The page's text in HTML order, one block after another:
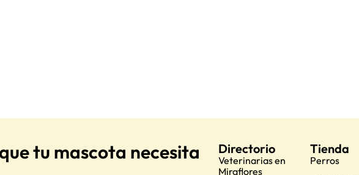
tu mascota necesita Directorio
Veterinarias en
Miraflores
Tienda
Perros